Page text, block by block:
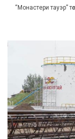
“Монастери тауэр”